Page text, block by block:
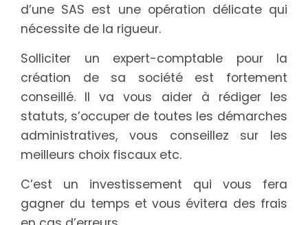
d’une SAS est une opération délicate qui
nécessite de la rigueur.
Solliciter un expert-comptable pour la
création de sa société est fortement
conseillé. Il va vous aider à rédiger les
statuts, s’occuper de toutes les démarches
administratives, vous conseillez sur les
meilleurs choix fiscaux etc.
C’est un investissement qui vous fera
gagner du temps et vous évitera des frais